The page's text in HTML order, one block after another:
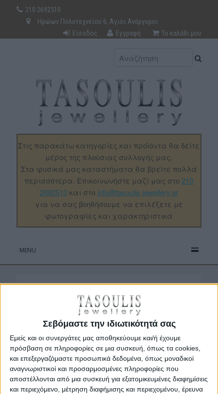
Σεβόμαστε την ιδιωτικότητά σας
Εμείς και οι συνεργάτες μας αποθηκεύουμε και/ή έχουμε
πρόσβαση σε πληροφορίες σε μια συσκευή, όπως τα cookies,
και επεξεργαζόμαστε προσωπικά δεδομένα, όπως μοναδικοί
αναγνωριστικοί και προσαρμοσμένες πληροφορίες που
αποστέλλονται από μια συσκευή για εξατομικευμένες διαφημίσεις
και περιεχόμενο, μέτρηση διαφήμισης και περιεχομένου, έρευνα
210 2692510
Ηρώων Πολυτεχνείου 6, Άγιοι Ανάργυροι
Είσοδος
Εγγραφή Το καλάθι μου
Στις παρακάτω κατηγορίες και προϊόντα θα δείτε
μέρος της πλούσιας συλλογής μας.
Στα φυσικά μας καταστήματα θα βρείτε πολλά
περισσότερα. Επικοινωνήστε μαζί μας στο 210
2692510και στο info@tasoulis-jewellery.gr
για να σας βοηθήσουμε να επιλέξετε με
φωτογραφίες και χαρακτηριστικά
MENU
Το προϊόν που αναζητήσατε δεν υπάρχει.
Πατήστε εδώ για να επιστρέψετε στην
αρχική σελίδα του καταστήματός μας.